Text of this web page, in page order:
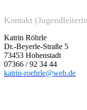
Kontakt
Katrin Röhrle
Dr.-Beyerle-Straße 5
73453 Hohenstadt
07366 / 92 34 44
katrin-roehrle@web.de